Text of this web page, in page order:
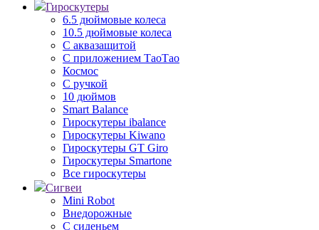
Гироскутеры
6.5 дюймовые колеса
10.5 дюймовые колеса
С аквазащитой
С приложением ТаоТао
Космос
С ручкой
10 дюймов
Smart Balance
Гироскутеры ibalance
Гироскутеры Kiwano
Гироскутеры GT Giro
Гироскутеры Smartone
Все гироскутеры
Сигвеи
Mini Robot
Внедорожные
С сиденьем